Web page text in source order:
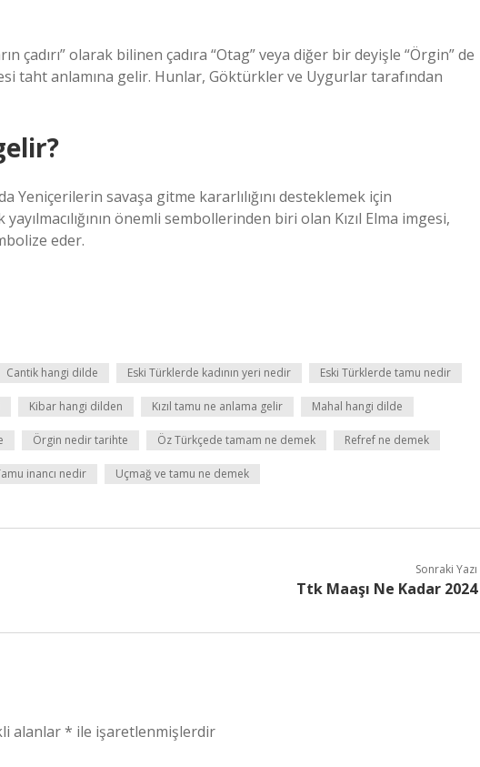
çadırı” olarak bilinen çadıra “Otag” veya diğer bir deyişle “Örgin” de
taht anlamına gelir. Hunlar, Göktürkler ve Uygurlar tarafından
Yeniçerilerin savaşa gitme kararlılığını desteklemek için
önemli sembollerinden biri olan Kızıl Elma imgesi,
eder.
Cantik hangi dilde Eski Türklerde kadının yeri nedir Eski Türklerde tamu nedir
Kibar hangi dilden Kızıl tamu ne anlama gelir Mahal hangi dilde
Örgin nedir tarihte Öz Türkçede tamam ne demek Refref ne demek
inancı nedir Uçmağ ve tamu ne demek
Sonraki Yazı
Ttk Maaşı Ne Kadar 2024
alanlar* ile işaretlenmişlerdir